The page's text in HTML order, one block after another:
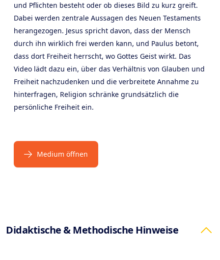
und Pflichten besteht oder ob dieses Bild zu kurz greift.
Dabei werden zentrale Aussagen des Neuen Testaments
herangezogen. Jesus spricht davon, dass der Mensch
durch ihn wirklich frei werden kann, und Paulus betont,
dass dort Freiheit herrscht, wo Gottes Geist wirkt. Das
Video lädt dazu ein, über das Verhältnis von Glauben und
Freiheit nachzudenken und die verbreitete Annahme zu
hinterfragen, Religion schränke grundsätzlich die
persönliche Freiheit ein.
Medium öffnen
Products
Didaktische & Methodische Hinweise